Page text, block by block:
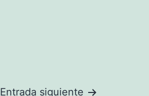
Entrada siguiente